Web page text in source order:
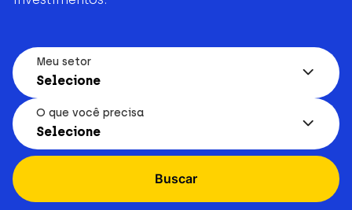
Meu setor
Selecione
O que você precisa
Selecione
Buscar